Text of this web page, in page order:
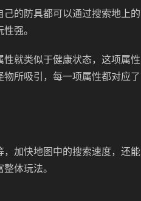
的防具都可以通过搜索地上的
强。
就类似于健康状态，这项属性
所吸引，每一项属性都对应了
加快地图中的搜索速度，还能
体玩法。